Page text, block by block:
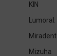
KIN
Lumoral.
Miradent
Mizuha